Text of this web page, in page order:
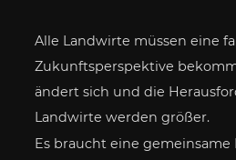
Alle Landwirte müssen eine
Zukunftsperspektive
ändert sich und die
Landwirte werden größer.
Es braucht eine